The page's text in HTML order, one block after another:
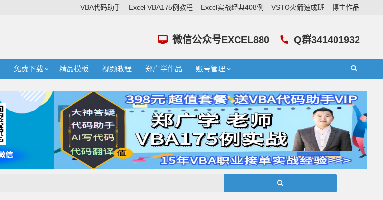
VBA代码助手 Excel VBA175例教程 Excel实战经典408例 VSTO火箭速成班 博主作品
Q群341401932
微信公众号EXCEL880
免费下载 精品模板 视频教程 郑广学作品 账号管理